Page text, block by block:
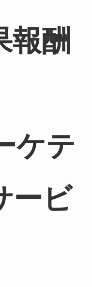
報酬
ケテ
ービ